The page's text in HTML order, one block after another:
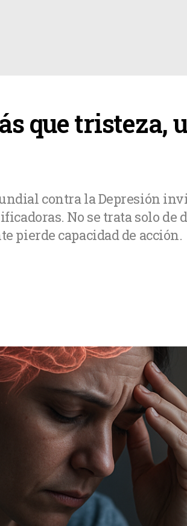
CIRUGÍA GENERAL
que tristeza,
contra la Depresión
No se trata solo de
pierde capacidad de acción.